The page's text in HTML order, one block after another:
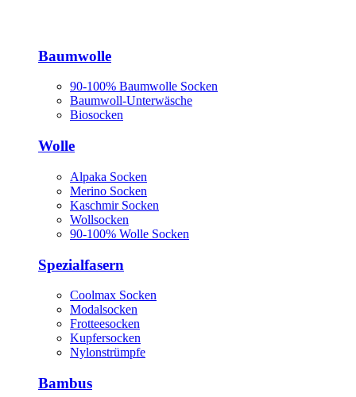
Baumwolle
90-100% Baumwolle Socken
Baumwoll-Unterwäsche
Biosocken
Wolle
Alpaka Socken
Merino Socken
Kaschmir Socken
Wollsocken
90-100% Wolle Socken
Spezialfasern
Coolmax Socken
Modalsocken
Frotteesocken
Kupfersocken
Nylonstrümpfe
Bambus